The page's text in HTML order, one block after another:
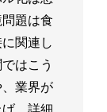
題は食
関連し
はこう
業界が
、詳細